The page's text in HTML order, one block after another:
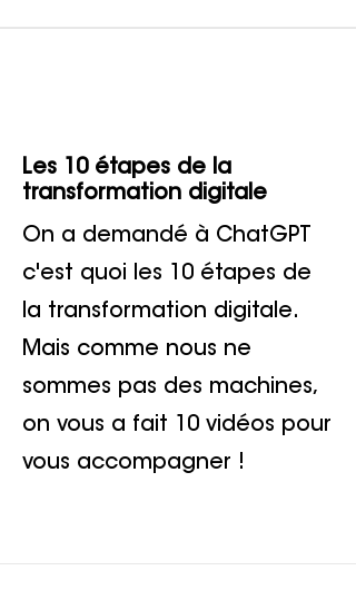
Les 10 étapes de la
transformation digitale
On a demandé à ChatGPT
c'est quoi les 10 étapes de
la transformation digitale.
Mais comme nous ne
sommes pas des machines,
on vous a fait 10 vidéos pour
vous accompagner !